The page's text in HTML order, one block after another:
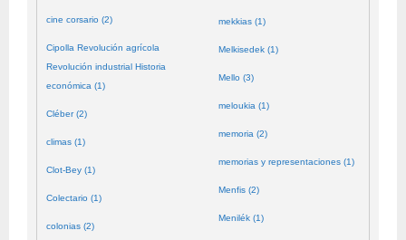
cine corsario (2)
Cipolla Revolución agrícola
Revolución industrial Historia
económica (1)
Cléber (2)
climas (1)
Clot-Bey (1)
Colectario (1)
colonias (2)
mekkias (1)
Melkisedek (1)
Mello (3)
meloukia (1)
memoria (2)
memorias y representaciones (1)
Menfis (2)
Menilék (1)